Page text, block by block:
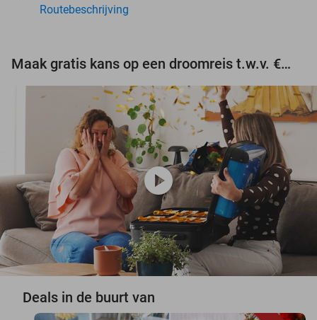
Routebeschrijving
Maak gratis kans op een droomreis t.w.v. €3.000!
play_circle
Deals in de buurt van